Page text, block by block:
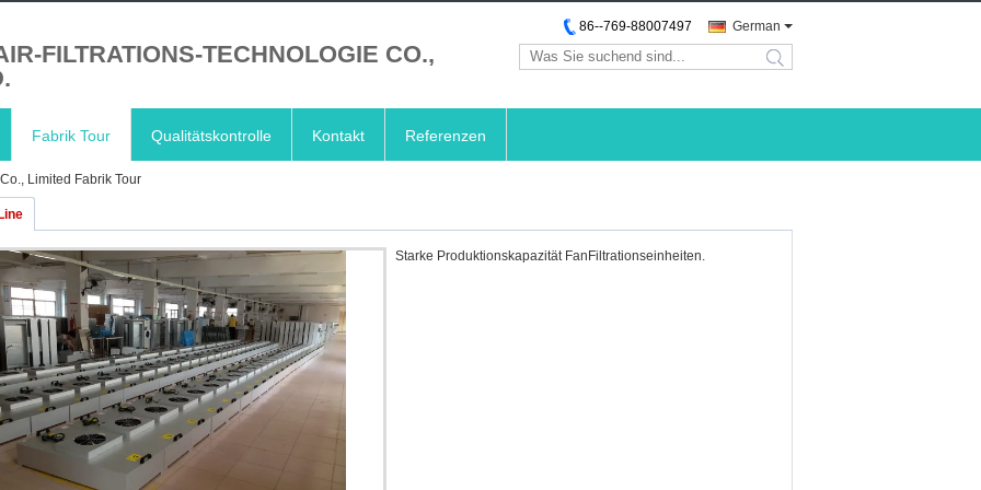
FILTRATIONS-TECHNOLOGIE CO.,
German
86--769-88007497
search
Fabrik Tour Qualitätskontrolle Kontakt Referenzen
Limited Fabrik Tour
Starke Produktionskapazität FanFiltrationseinheiten.